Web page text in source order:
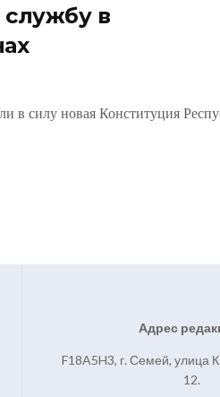
службу в
в силу новая Конституция
Адрес
F18A5H3, г. Семей, улица
12.